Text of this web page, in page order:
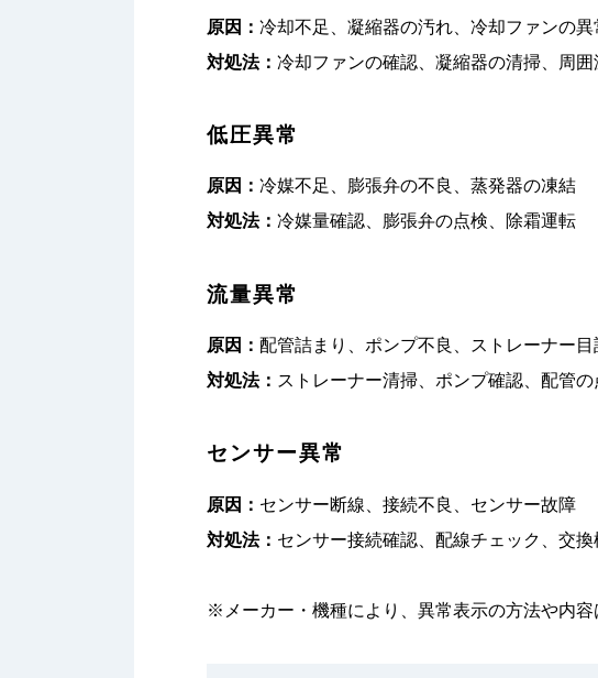
原因： 冷却不足、凝縮器の汚れ、冷却ファンの異
対処法： 冷却ファンの確認、凝縮器の清掃、周
低圧異常
原因： 冷媒不足、膨張弁の不良、蒸発器の凍結
対処法： 冷媒量確認、膨張弁の点検、除霜運転
流量異常
原因： 配管詰まり、ポンプ不良、ストレーナー目
対処法： ストレーナー清掃、ポンプ確認、配管の
センサー異常
原因： センサー断線、接続不良、センサー故障
対処法： センサー接続確認、配線チェック、交換
※メーカー・機種により、異常表示の方法や内